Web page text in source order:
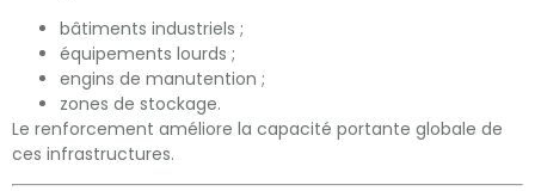
bâtiments industriels ;
équipements lourds ;
engins de manutention ;
zones de stockage.
Le renforcement améliore la capacité portante globale de
ces infrastructures.